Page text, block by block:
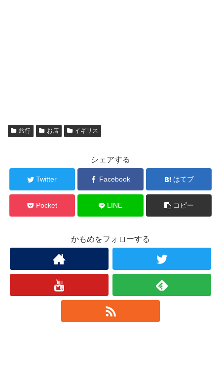
旅行 お店 イギリス
シェアする
Twitter Facebook はてブ
Pocket LINE コピー
かもめをフォローする